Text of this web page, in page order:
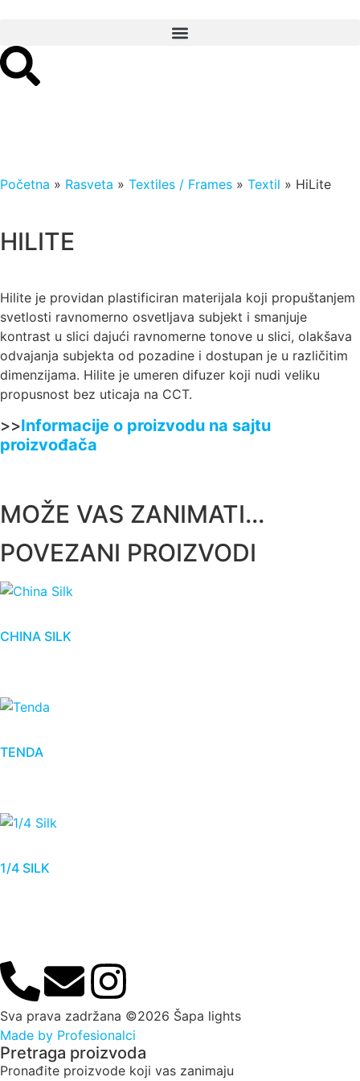
Početna » Rasveta » Textiles / Frames » Textil » HiLite
HILITE
Hilite je providan plastificiran materijala koji propuštanjem
svetlosti ravnomerno osvetljava subjekt i smanjuje
kontrast u slici dajući ravnomerne tonove u slici, olakšava
odvajanja subjekta od pozadine i dostupan je u različitim
dimenzijama. Hilite je umeren difuzer koji nudi veliku
propusnost bez uticaja na CCT.
>>Informacije o proizvodu na sajtu
proizvođača
MOŽE VAS ZANIMATI...
POVEZANI PROIZVODI
CHINA SILK
TENDA
1/4 SILK
Sva prava zadržana ©2026 Šapa lights
Made by Profesionalci
Pretraga proizvoda
Pronađite proizvode koji vas zanimaju